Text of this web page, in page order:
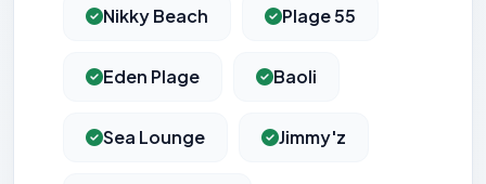
Nikky Beach Plage 55
Eden Plage Baoli
Sea Lounge Jimmy'z